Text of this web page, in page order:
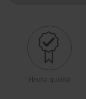
Haute qualité